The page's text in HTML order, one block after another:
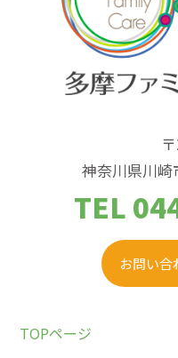
神奈川県川崎
TEL
お問い合
TOPページ